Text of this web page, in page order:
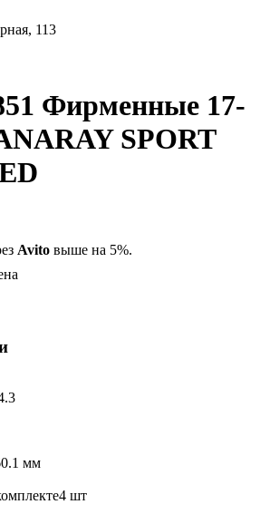
113
Фирменные 17-
SPORT
Avito выше на 5%.
мм
4 шт